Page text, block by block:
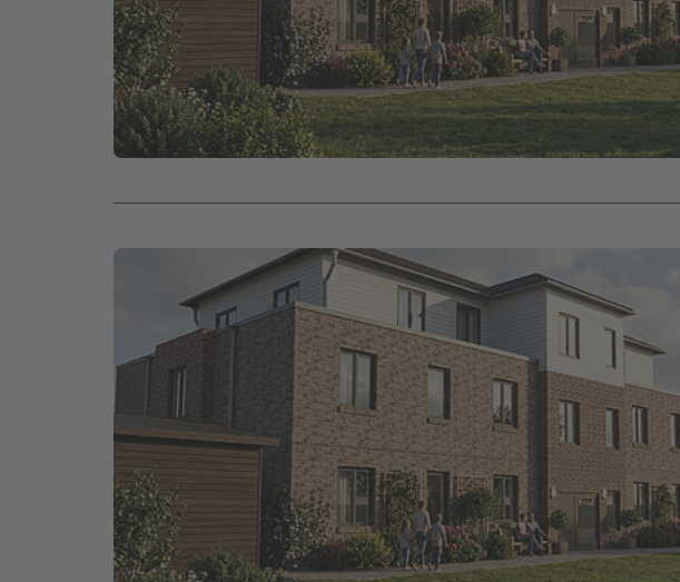
gelesen.*